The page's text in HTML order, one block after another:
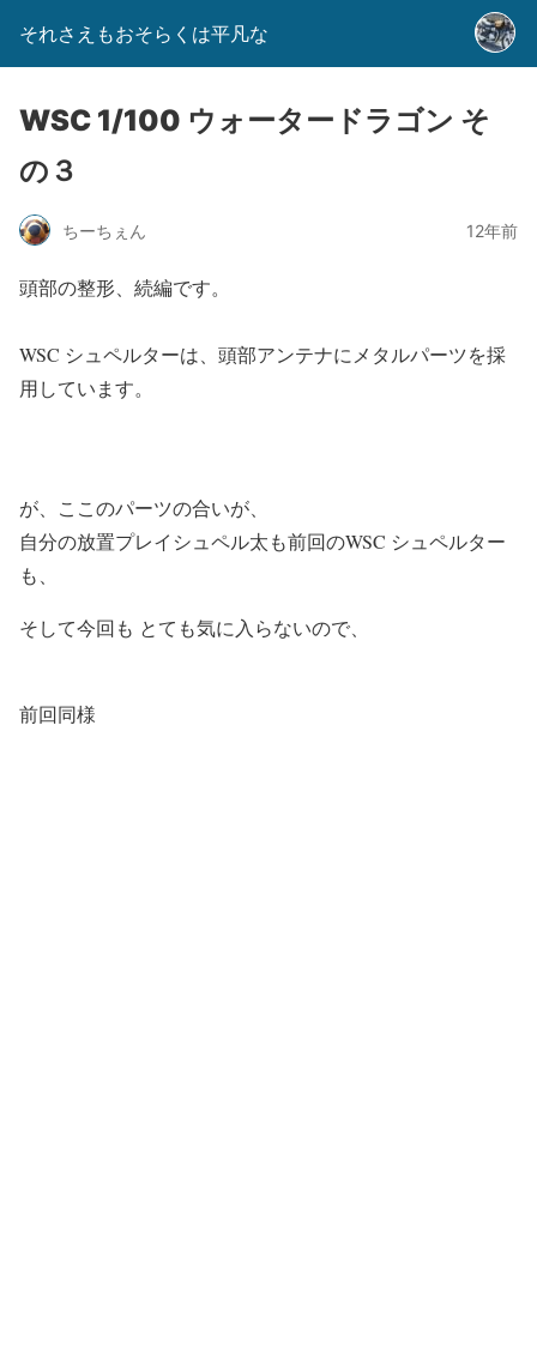
それさえもおそらくは平凡な
WSC 1/100 ウォータードラゴン そ
の３
ちーちぇん 12年前
頭部の整形、続編です。
WSC シュペルターは、頭部アンテナにメタルパーツを採
用しています。
が、ここのパーツの合いが、
自分の放置プレイシュペル太も前回のWSC シュペルター
も、
そして今回も とても気に入らないので、
前回同様